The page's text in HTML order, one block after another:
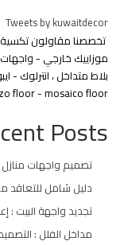
Tweets by kuwaitdecor
تخصصنا مقاولون تكسية
floor - mosaico floor.
Posts
تصميم واجهات منازل
دليل شامل للتعاقد
تجديد واجهة البيت :
مداخل الفلل :